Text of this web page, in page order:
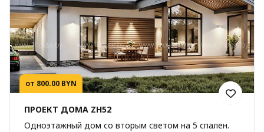
от 800.00 BYN
ПРОЕКТ ДОМА ZH52
Одноэтажный дом со вторым светом на 5 спален.